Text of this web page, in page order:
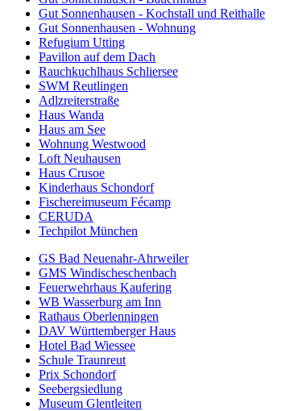
Gut Sonnenhausen - Kochstall und Reithalle
Gut Sonnenhausen - Wohnung
Refugium Utting
Pavillon auf dem Dach
Rauchkuchlhaus Schliersee
SWM Reutlingen
Adlzreiterstraße
Haus Wanda
Haus am See
Wohnung Westwood
Loft Neuhausen
Haus Crusoe
Kinderhaus Schondorf
Fischereimuseum Fécamp
CERUDA
Techpilot München
GS Bad Neuenahr-Ahrweiler
GMS Windischeschenbach
Feuerwehrhaus Kaufering
WB Wasserburg am Inn
Rathaus Oberlenningen
DAV Württemberger Haus
Hotel Bad Wiessee
Schule Traunreut
Prix Schondorf
Seebergsiedlung
Museum Glentleiten